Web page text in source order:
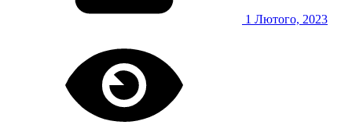
1 Лютого, 2023